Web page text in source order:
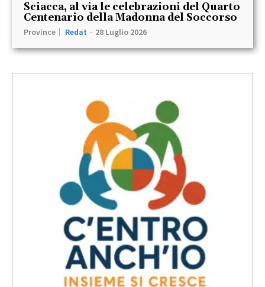
Sciacca, al via le celebrazioni del Quarto
Centenario della Madonna del Soccorso
Province Redat - 28 Luglio 2026